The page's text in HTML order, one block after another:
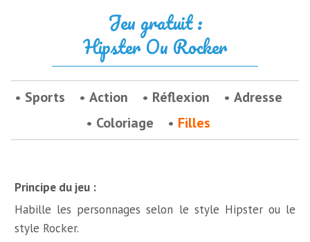
Jeu gratuit :
Hipster Ou Rocker
Sports Action Réflexion
Adresse
Coloriage
Filles
Principe du jeu :
Habille les personnages selon le style Hipster ou le
style Rocker.